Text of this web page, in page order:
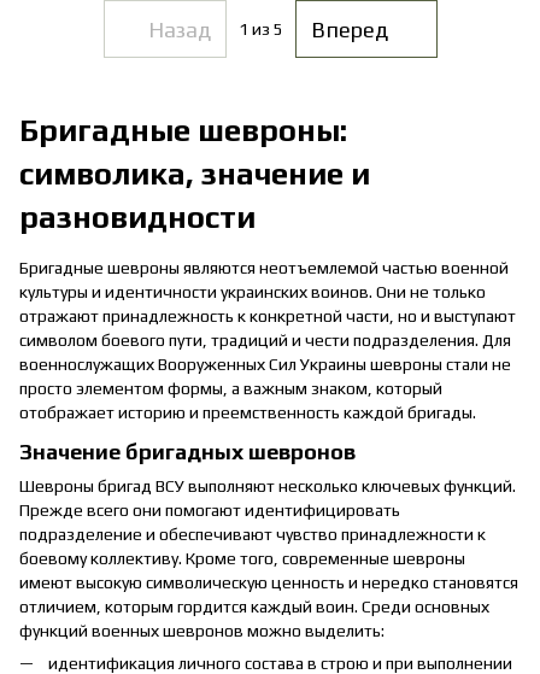
Бригадные шевроны:
символика, значение и
разновидности
Бригадные шевроны являются неотъемлемой частью военной
культуры и идентичности украинских воинов. Они не только
отражают принадлежность к конкретной части, но и выступают
символом боевого пути, традиций и чести подразделения. Для
военнослужащих Вооруженных Сил Украины шевроны стали не
просто элементом формы, а важным знаком, который
отображает историю и преемственность каждой бригады.
Значение бригадных шевронов
Шевроны бригад ВСУ выполняют несколько ключевых функций.
Прежде всего они помогают идентифицировать
подразделение и обеспечивают чувство принадлежности к
боевому коллективу. Кроме того, современные шевроны
имеют высокую символическую ценность и нередко становятся
отличием, которым гордится каждый воин. Среди основных
функций военных шевронов можно выделить:
идентификация личного состава в строю и при выполнении
Назад 1 из 5 Вперед